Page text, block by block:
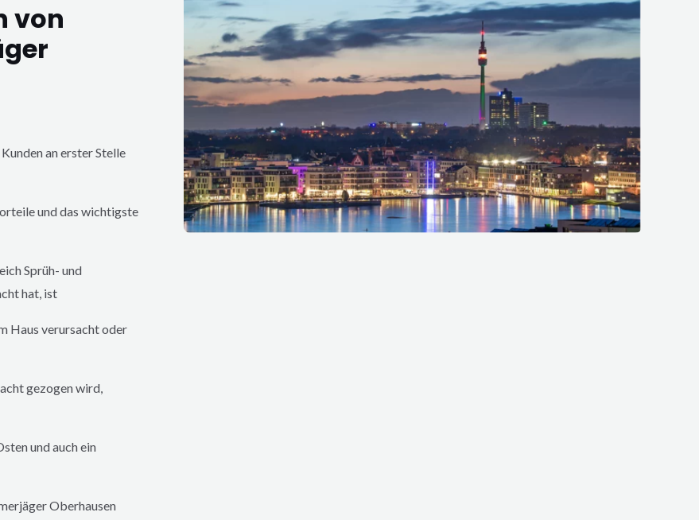
von
an erster Stelle
und das wichtigste
Sprüh- und
hat, ist
Haus verursacht oder
gezogen wird,
und auch ein
Oberhausen